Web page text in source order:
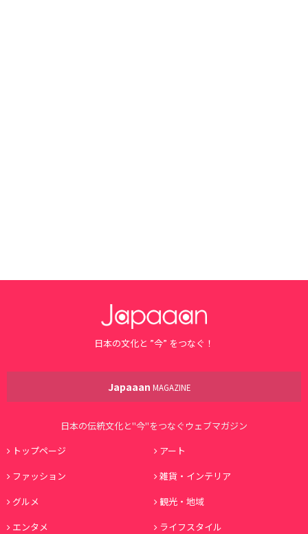
日本の文化と ”今” をつなぐ！
Japaaan MAGAZINE
日本の伝統文化と"今"をつなぐウェブマガジン
トップページ
アート
ファッション
雑貨・インテリア
グルメ
観光・地域
エンタメ
ライフスタイル